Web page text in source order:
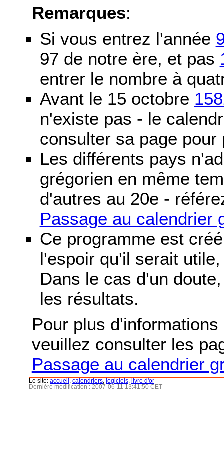
Remarques:
Si vous entrez l'année
97 de notre ère, et pas
entrer le nombre à
Avant le 15 octobre
n'existe pas - le
consulter sa page pour
Les différents pays
grégorien en même
d'autres au 20e -
Passage au calendrier
Ce programme est
l'espoir qu'il serait
Dans le cas d'un
les résultats.
Pour plus
veuillez consulter les
Passage au calendrier
Le site: accueil calendriers logiciels
livre d'or
Dernière modification : 2007-06-11 13:41:50 CET